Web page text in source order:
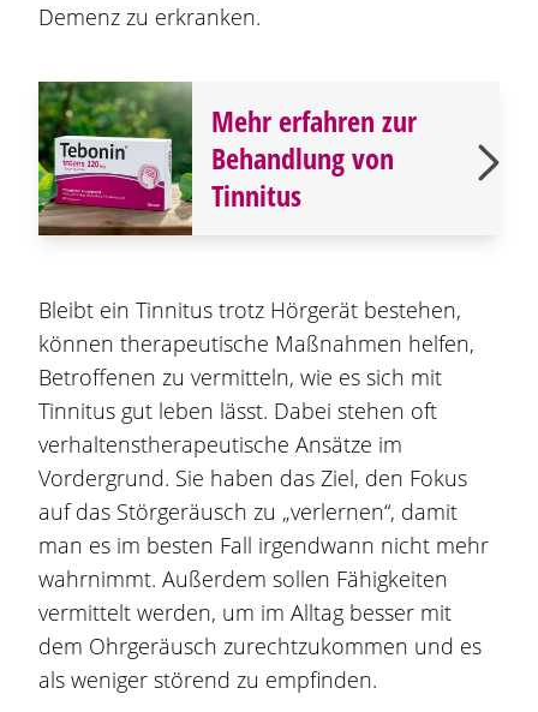
Demenz zu erkranken.
Mehr erfahren zur
Behandlung von
Tinnitus
Bleibt ein Tinnitus trotz Hörgerät bestehen,
können therapeutische Maßnahmen helfen,
Betroffenen zu vermitteln, wie es sich mit
Tinnitus gut leben lässt. Dabei stehen oft
verhaltenstherapeutische Ansätze im
Vordergrund. Sie haben das Ziel, den Fokus
auf das Störgeräusch zu „verlernen“, damit
man es im besten Fall irgendwann nicht mehr
wahrnimmt. Außerdem sollen Fähigkeiten
vermittelt werden, um im Alltag besser mit
dem Ohrgeräusch zurechtzukommen und es
als weniger störend zu empfinden.